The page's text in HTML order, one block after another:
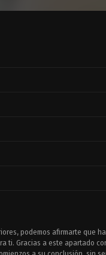
podemos afirmarte que
ti. Gracias a este apartado